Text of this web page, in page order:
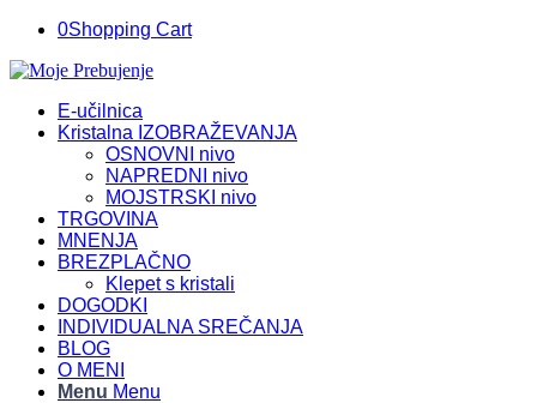
0Shopping Cart
E-učilnica
Kristalna IZOBRAŽEVANJA
OSNOVNI nivo
NAPREDNI nivo
MOJSTRSKI nivo
TRGOVINA
MNENJA
BREZPLAČNO
Klepet s kristali
DOGODKI
INDIVIDUALNA SREČANJA
BLOG
O MENI
Menu Menu